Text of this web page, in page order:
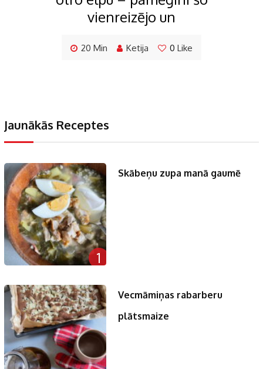
vienreizējo un
20 Min Ketija 0 Like
Jaunākās Receptes
1
Skābeņu zupa manā gaumē
Vecmāmiņas rabarberu
plātsmaize